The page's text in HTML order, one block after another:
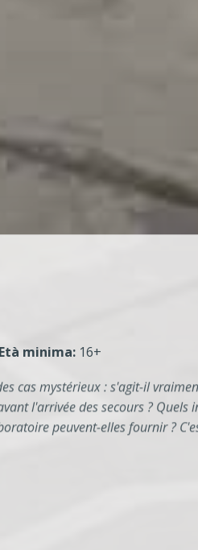
Età minima:16+
cas mystérieux : s'agit-il
l'arrivée des secours ? Quels
peuvent-elles fournir ?